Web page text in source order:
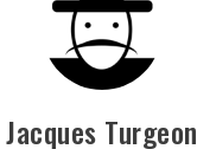
Jacques Turgeon